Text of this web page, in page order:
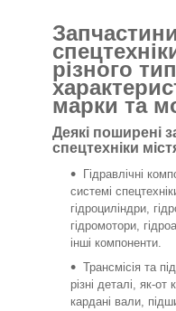
різного
марки та
Деякі поширені
спецтехніки
Гідравлічні
системі
гідроциліндри,
гідромотори,
інші компоненти.
Трансмісія та
різні деталі, як-
кардані вали,